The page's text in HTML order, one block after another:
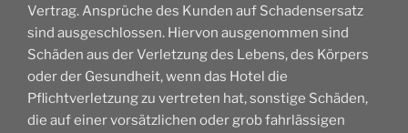
Vertrag. Ansprüche des Kunden auf Schadensersatz
sind ausgeschlossen. Hiervon ausgenommen sind
Schäden aus der Verletzung des Lebens, des Körpers
oder der Gesundheit, wenn das Hotel die
Pflichtverletzung zu vertreten hat, sonstige Schäden,
die auf einer vorsätzlichen oder grob fahrlässigen